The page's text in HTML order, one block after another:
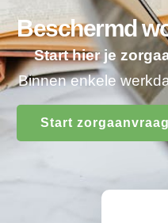
Beschermd
Start hier je
Binnen enkele
Start zorgaanvraag